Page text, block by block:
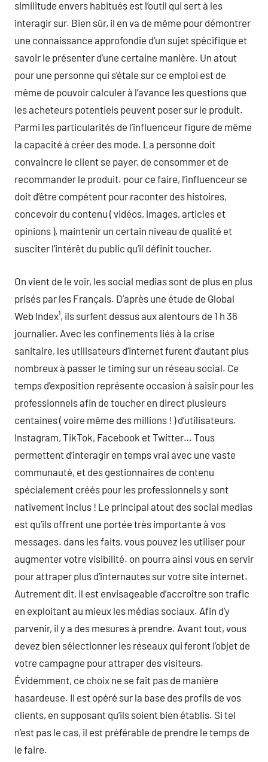
similitude envers habitués est l’outil qui sert à les
interagir sur. Bien sûr, il en va de même pour démontrer
une connaissance approfondie d’un sujet spécifique et
savoir le présenter d’une certaine manière. Un atout
pour une personne qui s’étale sur ce emploi est de
même de pouvoir calculer à l’avance les questions que
les acheteurs potentiels peuvent poser sur le produit.
Parmi les particularités de l’influenceur figure de même
la capacité à créer des mode. La personne doit
convaincre le client se payer, de consommer et de
recommander le produit. pour ce faire, l’influenceur se
doit d’être compétent pour raconter des histoires,
concevoir du contenu ( vidéos, images, articles et
opinions ), maintenir un certain niveau de qualité et
susciter l’intérêt du public qu’il définit toucher.
On vient de le voir, les social medias sont de plus en plus
prisés par les Français. D’après une étude de Global
Web Index¹, ils surfent dessus aux alentours de 1 h 36
journalier. Avec les confinements liés à la crise
sanitaire, les utilisateurs d’internet furent d’autant plus
nombreux à passer le timing sur un réseau social. Ce
temps d’exposition représente occasion à saisir pour les
professionnels afin de toucher en direct plusieurs
centaines ( voire même des millions ! ) d’utilisateurs.
Instagram, TikTok, Facebook et Twitter… Tous
permettent d’interagir en temps vrai avec une vaste
communauté, et des gestionnaires de contenu
spécialement créés pour les professionnels y sont
nativement inclus ! Le principal atout des social medias
est qu’ils offrent une portée très importante à vos
messages. dans les faits, vous pouvez les utiliser pour
augmenter votre visibilité. on pourra ainsi vous en servir
pour attraper plus d’internautes sur votre site internet.
Autrement dit, il est envisageable d’accroître son trafic
en exploitant au mieux les médias sociaux. Afin d’y
parvenir, il y a des mesures à prendre. Avant tout, vous
devez bien sélectionner les réseaux qui feront l’objet de
votre campagne pour attraper des visiteurs.
Évidemment, ce choix ne se fait pas de manière
hasardeuse. Il est opéré sur la base des profils de vos
clients, en supposant qu’ils soient bien établis. Si tel
n’est pas le cas, il est préférable de prendre le temps de
le faire.